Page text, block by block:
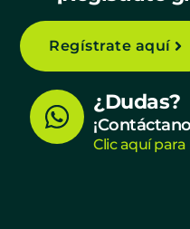
Regístrate aquí
W
h
¿Dudas?
Clic aquí